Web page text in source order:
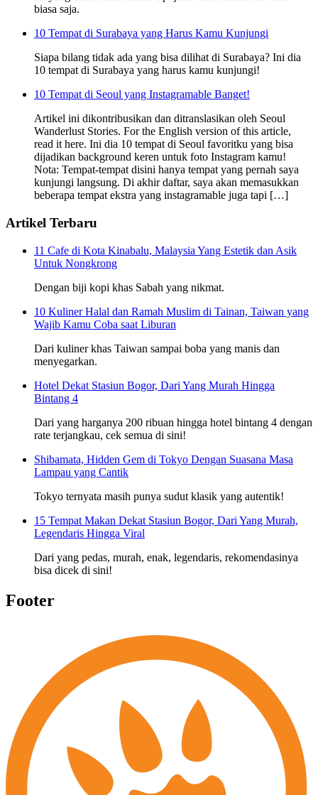
biasa saja.
10 Tempat di Surabaya yang Harus Kamu Kunjungi
Siapa bilang tidak ada yang bisa dilihat di Surabaya? Ini dia
10 tempat di Surabaya yang harus kamu kunjungi!
10 Tempat di Seoul yang Instagramable Banget!
Artikel ini dikontribusikan dan ditranslasikan oleh Seoul
Wanderlust Stories. For the English version of this article,
read it here. Ini dia 10 tempat di Seoul favoritku yang bisa
dijadikan background keren untuk foto Instagram kamu!
Nota: Tempat-tempat disini hanya tempat yang pernah saya
kunjungi langsung. Di akhir daftar, saya akan memasukkan
beberapa tempat ekstra yang instagramable juga tapi […]
Artikel Terbaru
11 Cafe di Kota Kinabalu, Malaysia Yang Estetik dan Asik
Untuk Nongkrong
Dengan biji kopi khas Sabah yang nikmat.
10 Kuliner Halal dan Ramah Muslim di Tainan, Taiwan yang
Wajib Kamu Coba saat Liburan
Dari kuliner khas Taiwan sampai boba yang manis dan
menyegarkan.
Hotel Dekat Stasiun Bogor, Dari Yang Murah Hingga
Bintang 4
Dari yang harganya 200 ribuan hingga hotel bintang 4 dengan
rate terjangkau, cek semua di sini!
Shibamata, Hidden Gem di Tokyo Dengan Suasana Masa
Lampau yang Cantik
Tokyo ternyata masih punya sudut klasik yang autentik!
15 Tempat Makan Dekat Stasiun Bogor, Dari Yang Murah,
Legendaris Hingga Viral
Dari yang pedas, murah, enak, legendaris, rekomendasinya
bisa dicek di sini!
Footer